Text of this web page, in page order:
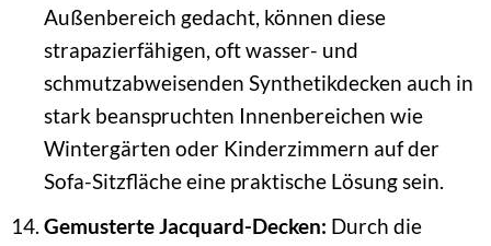
Außenbereich gedacht, können diese
strapazierfähigen, oft wasser- und
schmutzabweisenden Synthetikdecken auch in
stark beanspruchten Innenbereichen wie
Wintergärten oder Kinderzimmern auf der
Sofa-Sitzfläche eine praktische Lösung sein.
Gemusterte Jacquard-Decken: Durch die